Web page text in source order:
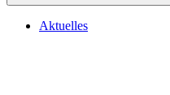
Aktuelles